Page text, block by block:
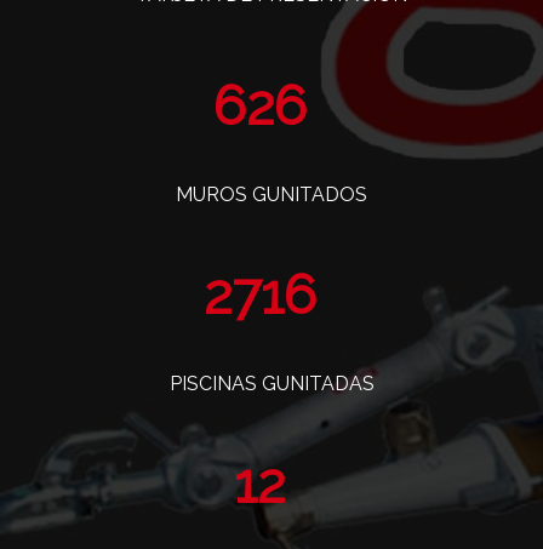
763
MUROS GUNITADOS
3308
PISCINAS GUNITADAS
14